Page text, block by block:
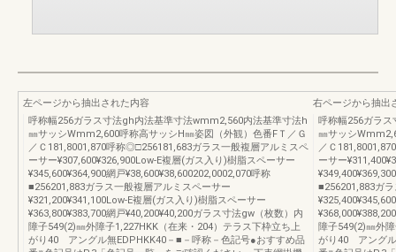
左ページから抽出された内容
呼称幅256ガラス寸法gh内法基準寸法wmm2,560内法基準寸法h
㎜サッシWmm2,600呼称高サッシH㎜姿図（外観）色番FＴ／Ｇ
／Ｃ181,8001,870呼称◎□256181,683ガラス一般複層アルミスペ
ーサー¥307,600¥326,900Low-E複層(ガス入り)樹脂スペーサー
¥345,600¥364,900網戸¥38,600¥38,600202,0002,070呼称
■256201,883ガラス一般複層アルミスペーサー
¥321,200¥341,100Low-E複層(ガス入り)樹脂スペーサー
¥363,800¥383,700網戸¥40,200¥40,200ガラス寸法gw（枚数）内
障子549(2)㎜外障子1,227HKK（在来・204）テラス下枠立ち上
がり40 アングル無EDPHKK40－■－呼称－色記号●おすすめ品
右ページから抽出
呼称幅256ガラ
㎜サッシ
／Ｃ
ーサー
■256201,883ガ
障子549(2)㎜外
がり40 アングル